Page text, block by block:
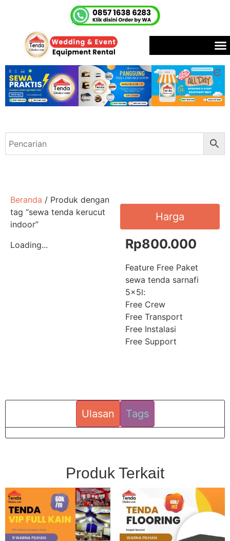
Beranda / Produk dengan
tag “sewa tenda kerucut
indoor”
Loading...
Harga
Rp800.000
Feature Free Paket
sewa tenda sarnafi
5x5l:
Free Crew
Free Transport
Free Instalasi
Free Support
Ulasan Tags
Produk Terkait